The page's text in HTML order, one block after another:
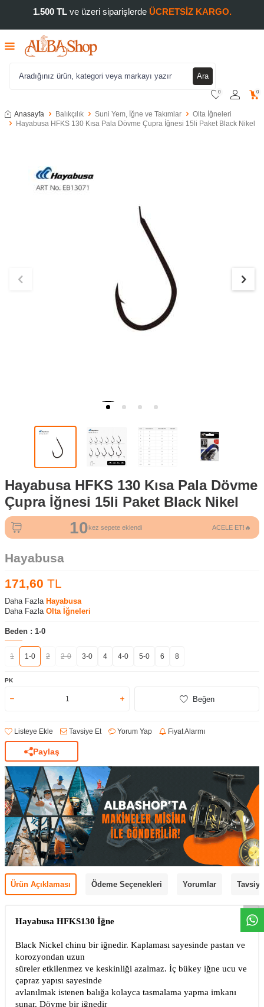
1.500 TLve üzeri siparişlerde ÜCRETSİZ KARGO.
Ara
0 0
Anasayfa Balıkçılık Suni Yem, İğne ve Takımlar
Olta İğneleri
Hayabusa HFKS 130 Kısa Pala Dövme Çupra İğnesi 15li Paket Black Nikel
Hayabusa HFKS 130 Kısa Pala Dövme
Çupra İğnesi 15li Paket Black Nikel
10kez sepete eklendi
269kez görüntülendi ACELE ET!🔥
Hayabusa
171,60 TL
Daha Fazla Hayabusa
Daha Fazla Olta İğneleri
Beden : 1-0
1 1-0 2 2-0 3-0 4 4-0 5-0 6 8
PK
Beğen
Listeye Ekle Tavsiye Et Yorum Yap Fiyat Alarmı
Paylaş
Ürün Açıklaması Ödeme Seçenekleri Yorumlar
Hayabusa HFKS130 İğne
Black Nickel chinu bir iğnedir. Kaplaması sayesinde pastan ve
korozyondan uzun
süreler etkilenmez ve keskinliği azalmaz. İç bükey iğne ucu ve
çapraz yapısı sayesinde
avlanılmak istenen balığa kolayca tasmalama yapma imkanı
sunar. Dövme bir iğnedir